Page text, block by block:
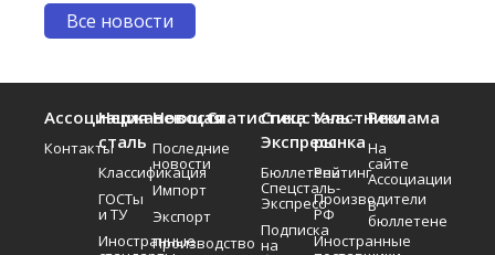
Все новости
Ассоциация
Контакты
Нержавеющая
сталь
Классификация
ГОСТы
и ТУ
Иностранные
Новости
Последние
новости
Импорт
Экспорт
Производство
СтатистикаСпецсталь-
Экспресс
Бюллетень
Спецсталь-
Экспресс
Подписка
на
Участники
рынка
Рейтинг
Производители
РФ
Иностранные
Реклама
На
сайте
Ассоциации
В
бюллетене